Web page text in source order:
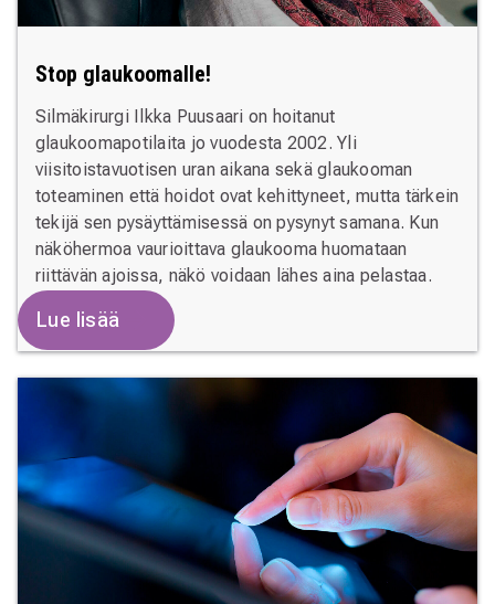
Stop glaukoomalle!
Silmäkirurgi Ilkka Puusaari on hoitanut
glaukoomapotilaita jo vuodesta 2002. Yli
viisitoistavuotisen uran aikana sekä glaukooman
toteaminen että hoidot ovat kehittyneet, mutta tärkein
tekijä sen pysäyttämisessä on pysynyt samana. Kun
näköhermoa vaurioittava glaukooma huomataan
riittävän ajoissa, näkö voidaan lähes aina pelastaa.
Lue lisää